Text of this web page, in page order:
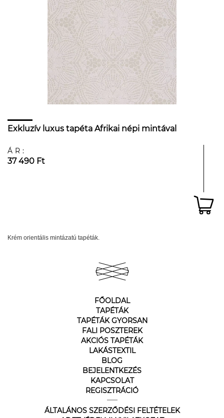
Exkluzív luxus tapéta Afrikai népi mintával
ÁR:
37 490 Ft
Krém orientális mintázatú tapéták.
FŐOLDAL
TAPÉTÁK
TAPÉTÁK GYORSAN
FALI POSZTEREK
AKCIÓS TAPÉTÁK
LAKÁSTEXTIL
BLOG
BEJELENTKEZÉS
KAPCSOLAT
REGISZTRÁCIÓ
ÁLTALÁNOS SZERZŐDÉSI FELTÉTELEK